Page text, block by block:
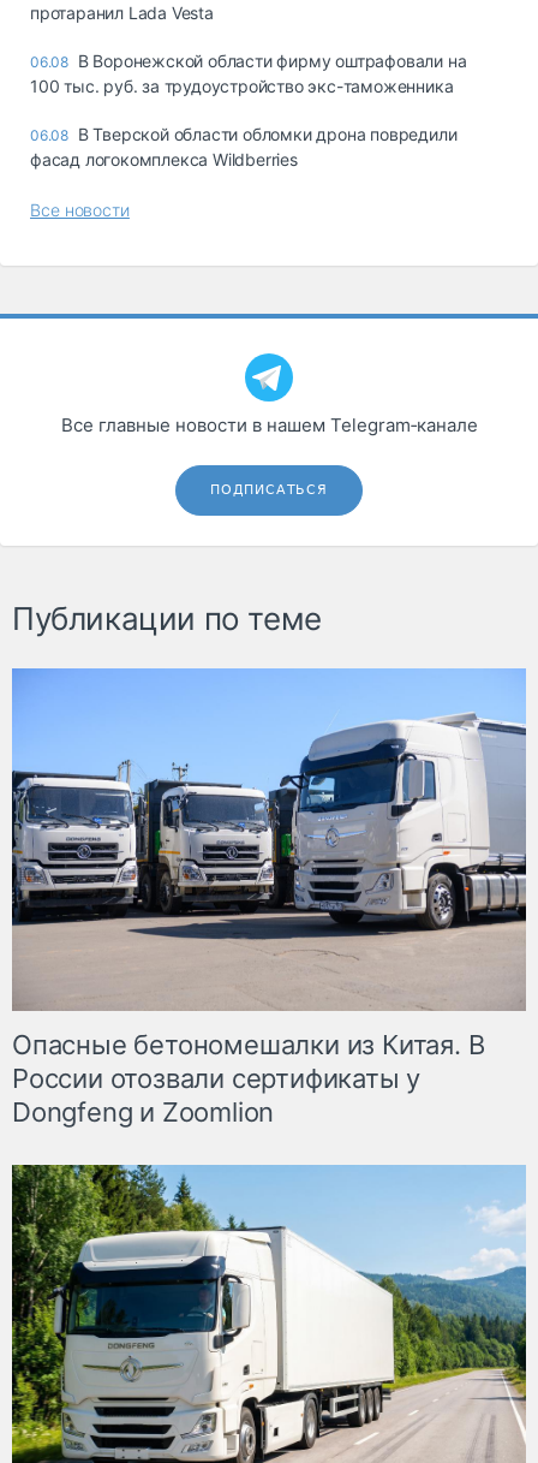
протаранил Lada Vesta
06.08 В Воронежской области фирму оштрафовали на
100 тыс. руб. за трудоустройство экс-таможенника
06.08 В Тверской области обломки дрона повредили
фасад логокомплекса Wildberries
Все новости
Все главные новости в нашем Telegram‑канале
ПОДПИСАТЬСЯ
Публикации по теме
Опасные бетономешалки из Китая. В
России отозвали сертификаты у
Dongfeng и Zoomlion